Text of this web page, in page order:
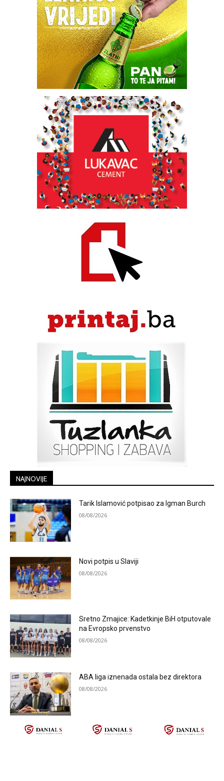
NAJNOVIJE
Tarik Islamović potpisao za Igman Burch
08/08/2026
Novi potpis u Slaviji
08/08/2026
Sretno Zmajice: Kadetkinje BiH otputovale
na Evropsko prvenstvo
08/08/2026
ABA liga iznenada ostala bez direktora
08/08/2026